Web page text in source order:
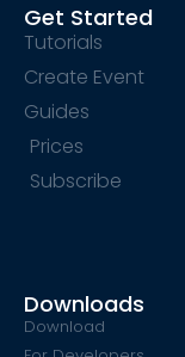
Get Started
Tutorials
Create Event
Guides
Prices
Subscribe
Downloads
Download